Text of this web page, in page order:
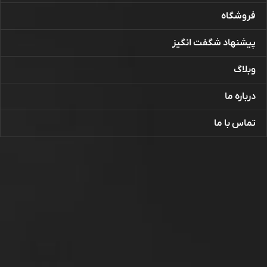
فروشگاه
پیشنهاد شگفت انگیز
وبلاگ
درباره ما
تماس با ما